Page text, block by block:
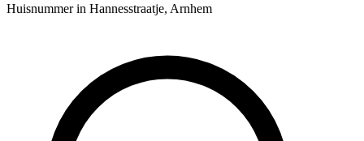
Huisnummer in Hannesstraatje, Arnhem